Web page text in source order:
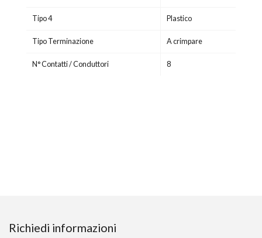
Tipo 4 Plastico
Tipo Terminazione A crimpare
N° Contatti / Conduttori 8
Richiedi informazioni